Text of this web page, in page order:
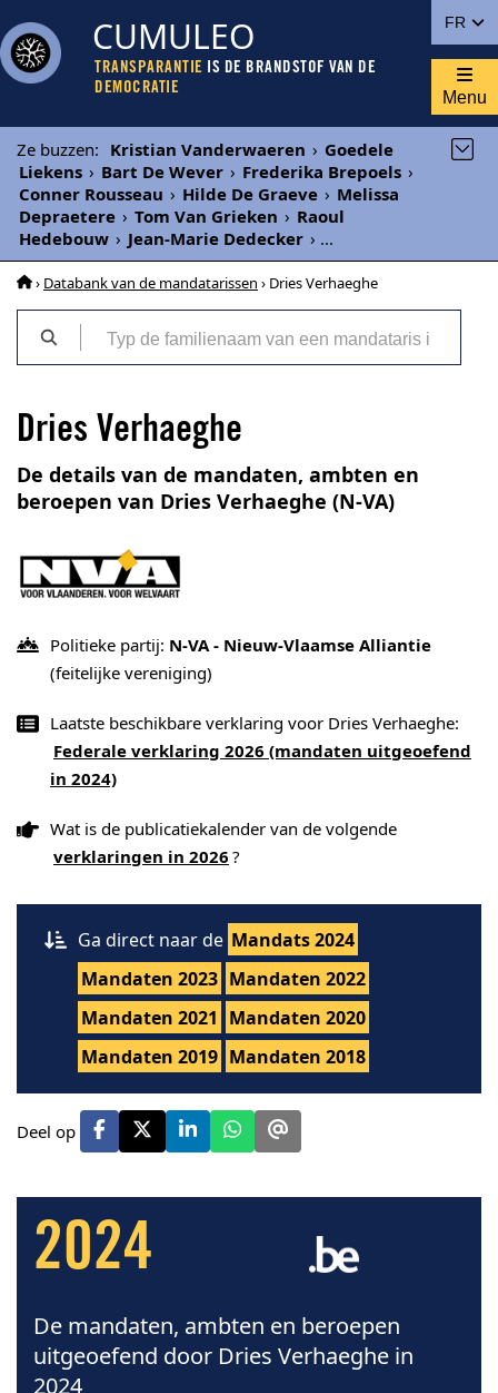
FR
CUMULEO
TRANSPARANTIE IS DE BRANDSTOF VAN DE
DEMOCRATIE
Menu
Ze buzzen: Kristian Vanderwaeren › Goedele
Liekens › Bart De Wever › Frederika Brepoels ›
Conner Rousseau › Hilde De Graeve › Melissa
Depraetere › Tom Van Grieken › Raoul
Hedebouw › Jean-Marie Dedecker › ...
› Databank van de mandatarissen › Dries Verhaeghe
Dries Verhaeghe
De details van de mandaten, ambten en
beroepen van Dries Verhaeghe (N-VA)
Politieke partij: N-VA - Nieuw-Vlaamse Alliantie
(feitelijke vereniging)
Laatste beschikbare verklaring voor Dries Verhaeghe:
Federale verklaring 2026 (mandaten uitgeoefend
in 2024)
Wat is de publicatiekalender van de volgende
verklaringen in 2026 ?
Ga direct naar de Mandats 2024
Mandaten 2023 Mandaten 2022
Mandaten 2021 Mandaten 2020
Mandaten 2019 Mandaten 2018
Deel op
2024
De mandaten, ambten en beroepen
uitgeoefend door Dries Verhaeghe in
2024